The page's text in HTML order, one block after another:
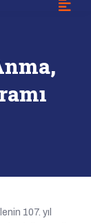
107. yıl